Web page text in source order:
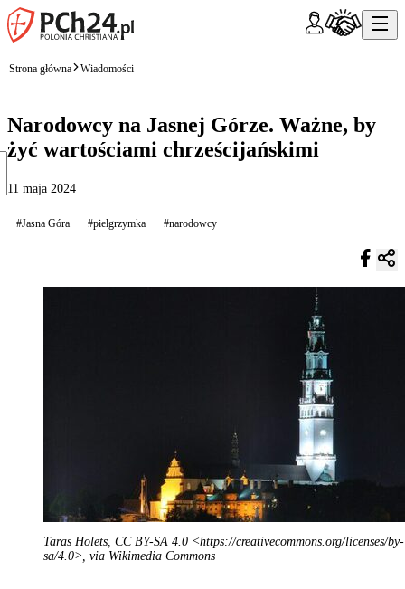
Strona główna Wiadomości
Narodowcy na Jasnej Górze. Ważne, by
żyć wartościami chrześcijańskimi
11 maja 2024
#Jasna Góra #pielgrzymka #narodowcy
Taras Holets, CC BY-SA 4.0 <https://creativecommons.org/licenses/by-
sa/4.0>, via Wikimedia Commons